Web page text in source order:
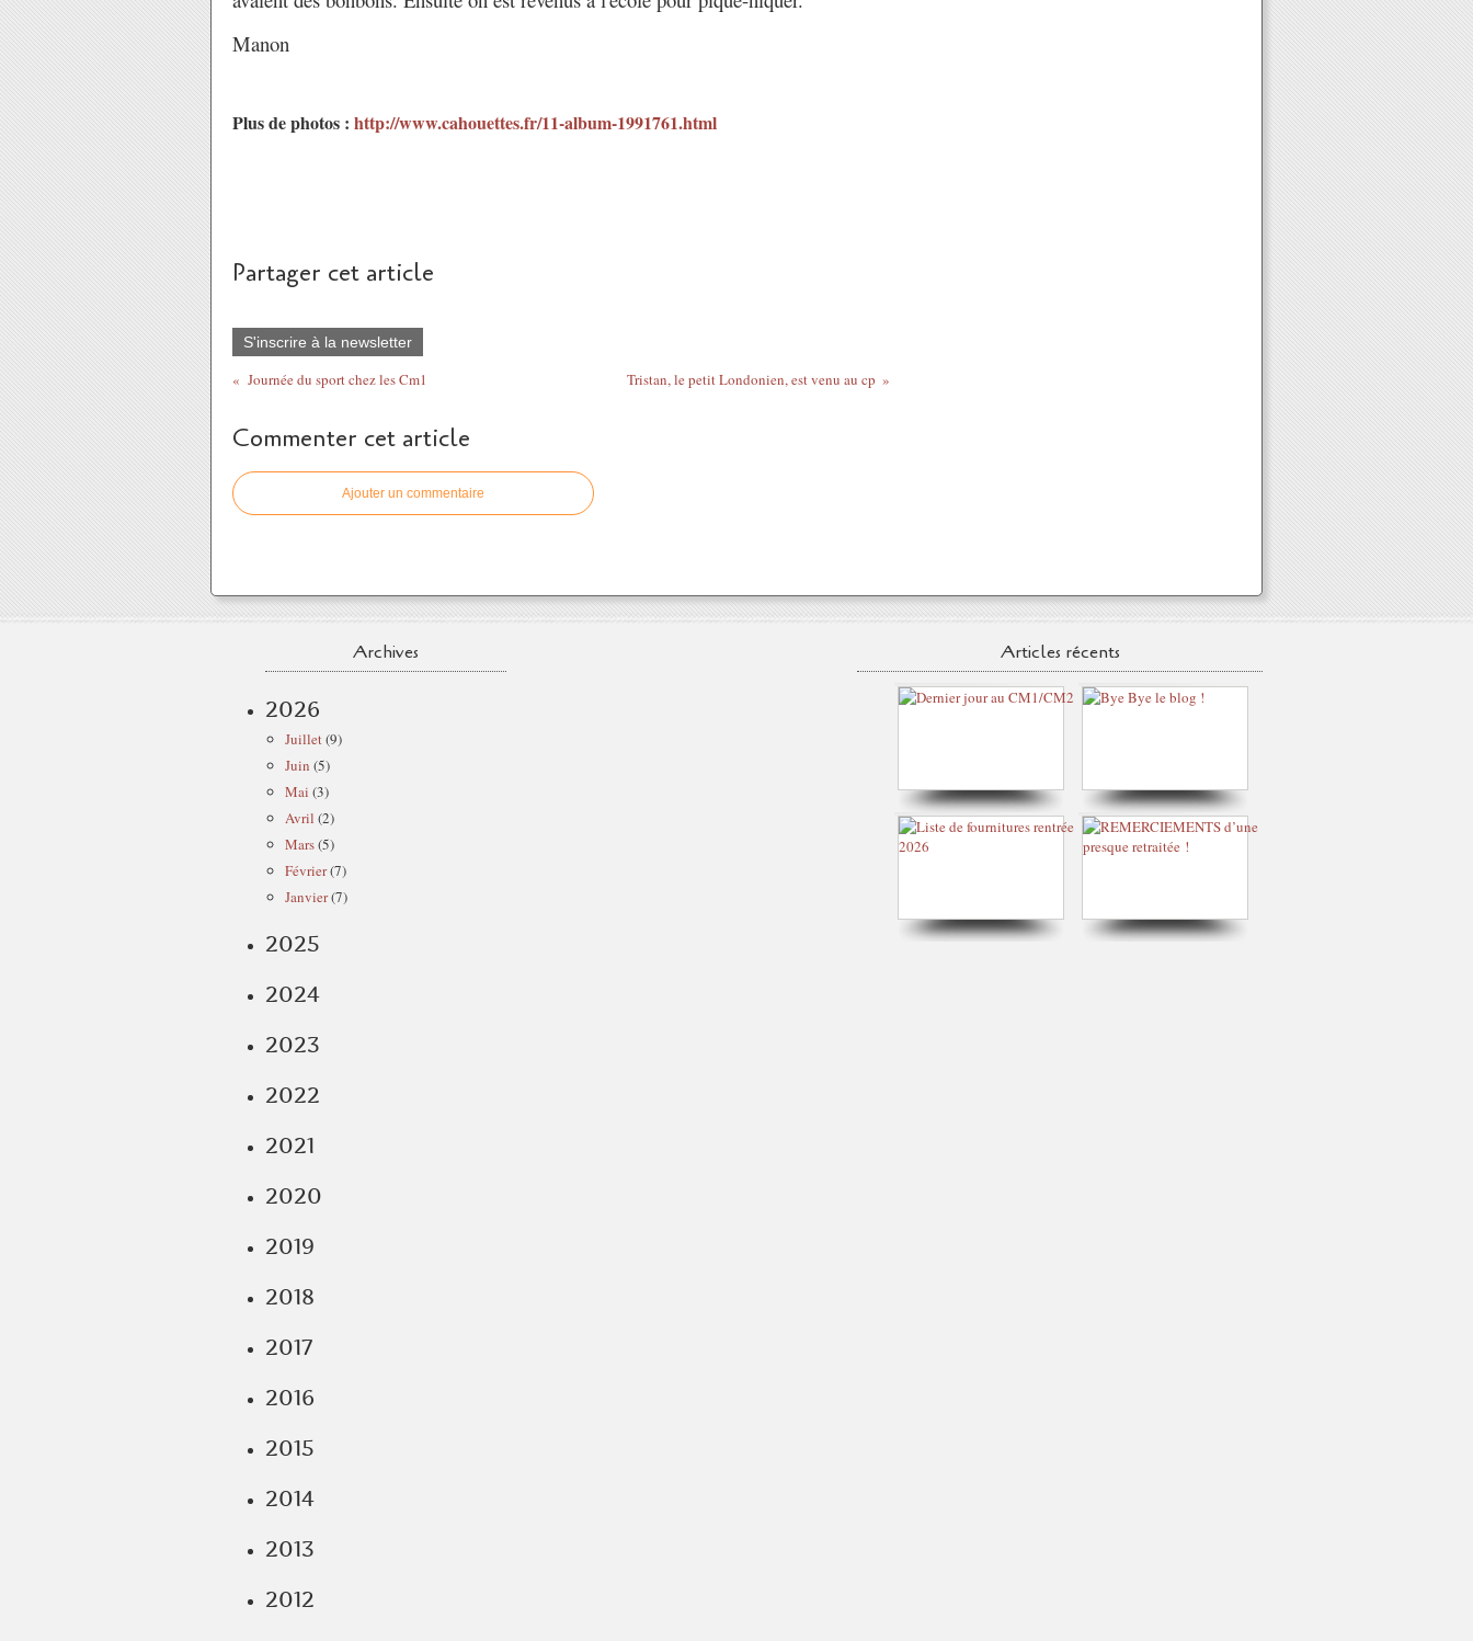
Manon
Plus de photos : http://www.cahouettes.fr/11-album-1991761.html
Partager cet article
S'inscrire à la newsletter
Journée du sport chez les Cm1 Tristan, le petit Londonien, est venu au cp
Commenter cet article
Ajouter un commentaire
Archives
2026
Juillet(9)
Juin (5)
Mai (3)
Avril (2)
Mars(5)
Février(7)
Janvier(7)
2025
2024
2023
2022
2021
2020
2019
2018
2017
2016
2015
2014
2013
2012
Articles récents